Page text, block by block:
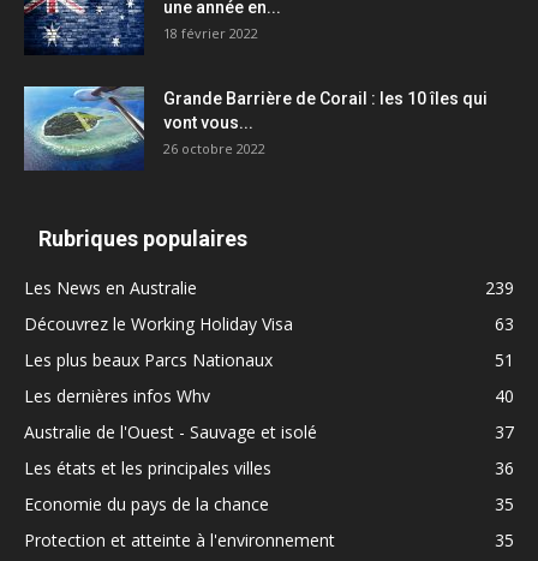
une année en...
18 février 2022
Grande Barrière de Corail : les 10 îles qui
vont vous...
26 octobre 2022
Rubriques populaires
Les News en Australie
239
Découvrez le Working Holiday Visa
63
Les plus beaux Parcs Nationaux
51
Les dernières infos Whv
40
Australie de l'Ouest - Sauvage et isolé
37
Les états et les principales villes
36
Economie du pays de la chance
35
Protection et atteinte à l'environnement
35